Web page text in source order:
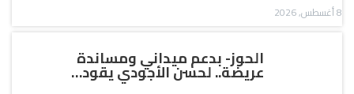
8 أغسطس, 2026
الحوز- بدعم ميداني ومساندة
عريضة.. لحسن الأجودي يقود…